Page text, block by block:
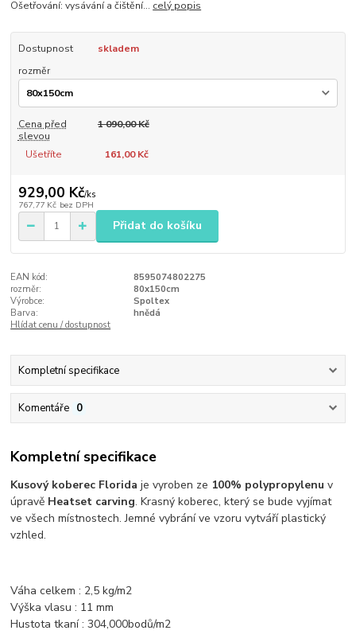
Ošetřování: vysávání a čištění... celý popis
Dostupnost
skladem
rozměr
Cena před
slevou
1 090,00 Kč
Ušetříte 161,00 Kč
929,00 Kč/ks
767,77 Kč bez DPH
Přidat do košíku
EAN kód:
8595074802275
rozměr:
80x150cm
Výrobce:
Spoltex
Barva:
hnědá
Hlídat cenu / dostupnost
Kompletní specifikace
Komentáře 0
Kompletní specifikace
Kusový koberec Florida je vyroben ze 100% polypropylenu v
úpravě Heatset carving. Krasný koberec, který se bude vyjímat
ve všech místnostech. Jemné vybrání ve vzoru vytváří plastický
vzhled.
Váha celkem : 2,5 kg/m2
Výška vlasu : 11 mm
Hustota tkaní : 304,000bodů/m2